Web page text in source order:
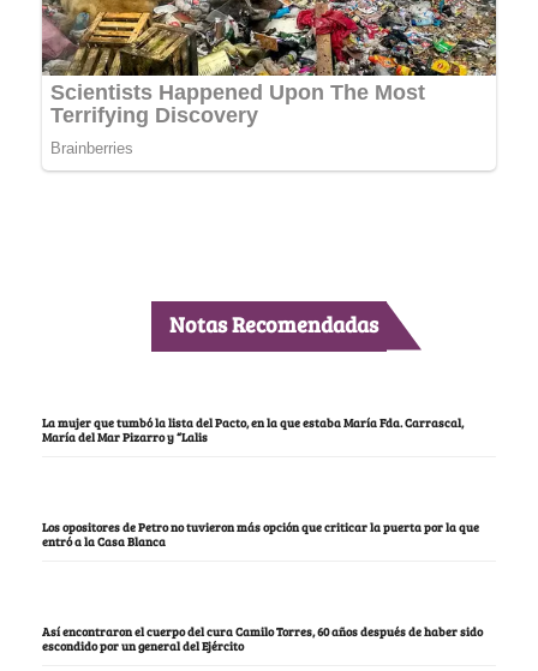
Notas Recomendadas
La mujer que tumbó la lista del Pacto, en la que estaba María Fda. Carrascal,
María del Mar Pizarro y “Lalis
Los opositores de Petro no tuvieron más opción que criticar la puerta por la que
entró a la Casa Blanca
Así encontraron el cuerpo del cura Camilo Torres, 60 años después de haber sido
escondido por un general del Ejército